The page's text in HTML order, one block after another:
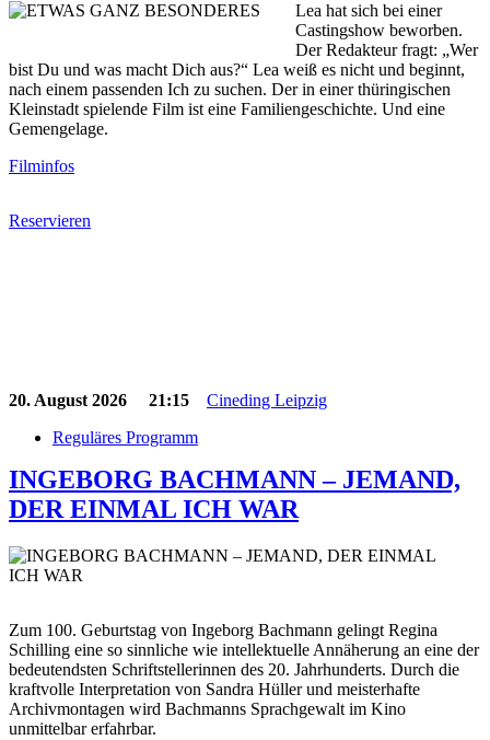
Lea hat sich bei einer
Castingshow beworben.
Der Redakteur fragt: „Wer
bist Du und was macht Dich aus?“ Lea weiß es nicht und beginnt,
nach einem passenden Ich zu suchen. Der in einer thüringischen
Kleinstadt spielende Film ist eine Familiengeschichte. Und eine
Gemengelage.
Filminfos
Reservieren
20. August 2026 21:15
Cineding Leipzig
Reguläres Programm
INGEBORG BACHMANN – JEMAND,
DER EINMAL ICH WAR
Zum 100. Geburtstag von Ingeborg Bachmann gelingt Regina
Schilling eine so sinnliche wie intellektuelle Annäherung an eine der
bedeutendsten Schriftstellerinnen des 20. Jahrhunderts. Durch die
kraftvolle Interpretation von Sandra Hüller und meisterhafte
Archivmontagen wird Bachmanns Sprachgewalt im Kino
unmittelbar erfahrbar.